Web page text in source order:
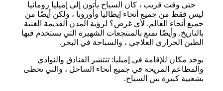
⠀ حتى وقت قريب ، كان السياح يأتون إلى إميليا رومانيا
ليس فقط من جميع أنحاء إيطاليا وأوروبا ، ولكن أيضًا من
جميع أنحاء العالم. لأي غرض؟ لرؤية المدن القديمة الغنية
بالتاريخ. وأيضًا تمتع بالمنتجعات الشهيرة التي يستخدم فيها
الطين الحراري العلاجي ، والسباحة في البحر.
يوجد مكان للإقامة في إميليا: تنتشر الفنادق والنوادي
والمطاعم المريحة في جميع أنحاء الساحل ، والتي تحظى
بشعبية كبيرة بين السياح.